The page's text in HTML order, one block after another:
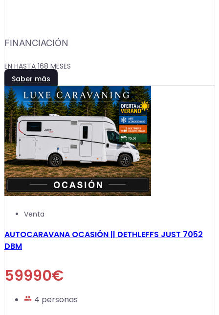
FINANCIACIÓN
EN HASTA 168 MESES
Saber más
Venta
AUTOCARAVANA OCASIÓN || DETHLEFFS JUST 7052
DBM
59990€
4 personas